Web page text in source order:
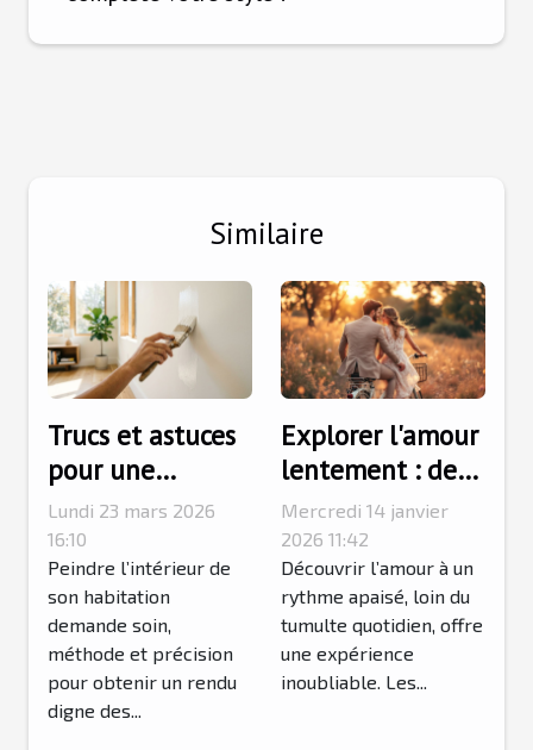
Similaire
Trucs et astuces
pour une
peinture
intérieure
impeccable
Lundi 23 mars 2026
16:10
Peindre l’intérieur de
son habitation
demande soin,
méthode et précision
pour obtenir un rendu
digne des...
Explorer l'amour
lentement : des
séjours
romantiques
accessibles par
transport
alternatif
Mercredi 14 janvier
2026 11:42
Découvrir l’amour à un
rythme apaisé, loin du
tumulte quotidien, offre
une expérience
inoubliable. Les...